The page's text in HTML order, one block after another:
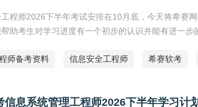
程师2026下半年考试安排在10月底，今天将希赛
助考生对学习进度有一个初步的认识并能有进一步
师备考资料 信息安全工程师 希赛软考
信息系统管理工程师2026下半年学习计